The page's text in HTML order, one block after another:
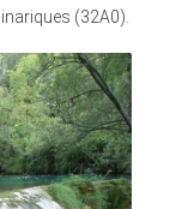
(32A0).